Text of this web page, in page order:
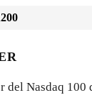
Nasdaq 100